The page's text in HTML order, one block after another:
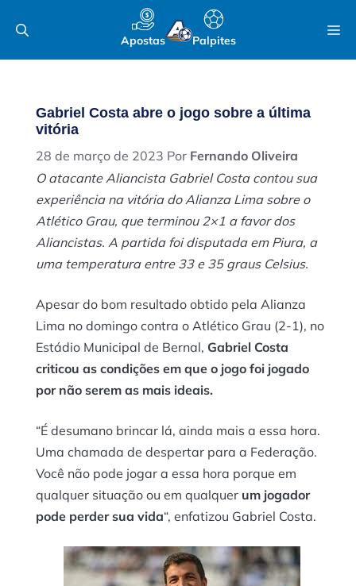
para
Apostas Palpites
Gabriel Costa abre o jogo sobre a última
vitória
28 de março de 2023 Por Fernando Oliveira
O atacante Aliancista Gabriel Costa contou sua
experiência na vitória do Alianza Lima sobre o
Atlético Grau, que terminou 2×1 a favor dos
Aliancistas. A partida foi disputada em Piura, a
uma temperatura entre 33 e 35 graus Celsius.
Apesar do bom resultado obtido pela Alianza
Lima no domingo contra o Atlético Grau (2-1), no
Estádio Municipal de Bernal, Gabriel Costa
criticou as condições em que o jogo foi jogado
por não serem as mais ideais.
“É desumano brincar lá, ainda mais a essa hora.
Uma chamada de despertar para a Federação.
Você não pode jogar a essa hora porque em
qualquer situação ou em qualquer um jogador
pode perder sua vida“, enfatizou Gabriel Costa.